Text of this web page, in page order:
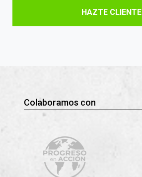
HAZTE CLIENTE
Colaboramos con